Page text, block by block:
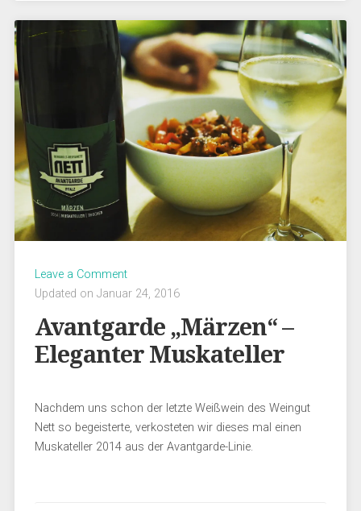
Leave a Comment
Updated on Januar 24, 2016
Avantgarde „Märzen“ –
Eleganter Muskateller
Nachdem uns schon der letzte Weißwein des Weingut
Nett so begeisterte, verkosteten wir dieses mal einen
Muskateller 2014 aus der Avantgarde-Linie.